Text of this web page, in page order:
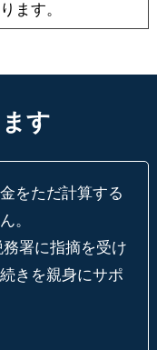
ます。
す
をただ計算する
。
署に指摘を受け
きを親身にサポ